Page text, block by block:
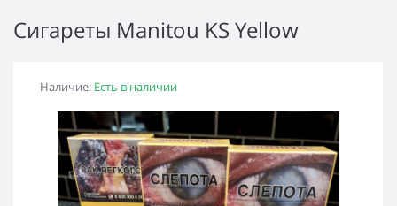
Сигареты Manitou KS Yellow
Наличие: Есть в наличии